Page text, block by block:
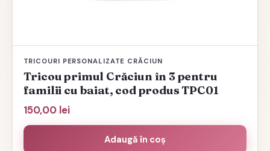
TRICOURI PERSONALIZATE CRĂCIUN
Tricou primul Crăciun în 3 pentru
familii cu baiat, cod produs TPC01
150,00 lei
Adaugă în coș